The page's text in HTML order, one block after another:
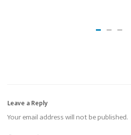
Leave a Reply
Your email address will not be published.